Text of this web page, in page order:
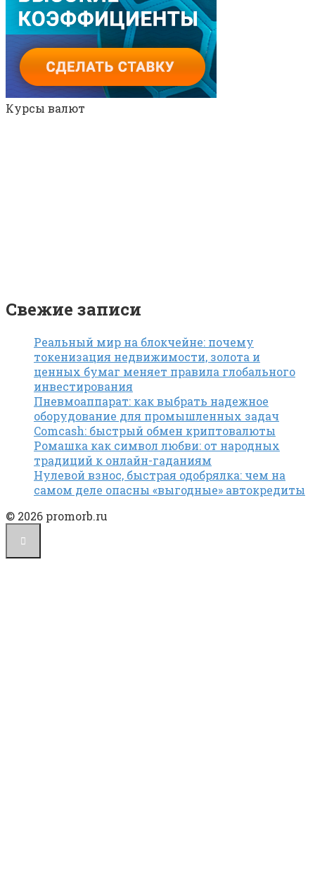
Курсы валют
Свежие записи
Реальный мир на блокчейне: почему
токенизация недвижимости, золота и
ценных бумаг меняет правила глобального
инвестирования
Пневмоаппарат: как выбрать надежное
оборудование для промышленных задач
Comcash: быстрый обмен криптовалюты
Ромашка как символ любви: от народных
традиций к онлайн-гаданиям
Нулевой взнос, быстрая одобрялка: чем на
самом деле опасны «выгодные» автокредиты
© 2026 promorb.ru